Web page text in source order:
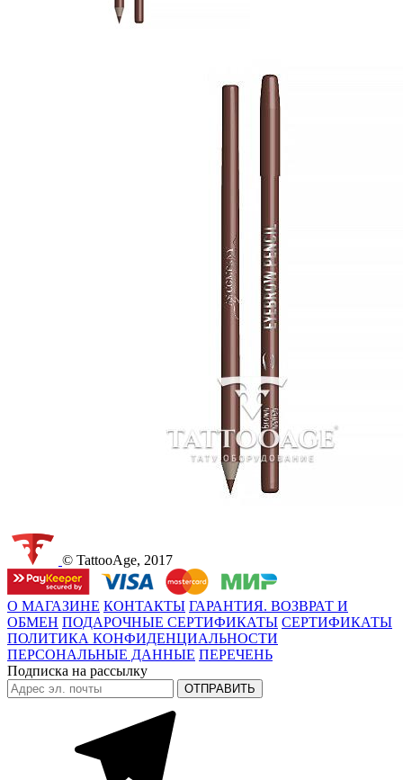
© TattooAge, 2017
О МАГАЗИНЕ КОНТАКТЫ ГАРАНТИЯ. ВОЗВРАТ И
ОБМЕН ПОДАРОЧНЫЕ СЕРТИФИКАТЫ СЕРТИФИКАТЫ
ПОЛИТИКА КОНФИДЕНЦИАЛЬНОСТИ
ПЕРСОНАЛЬНЫЕ ДАННЫЕ ПЕРЕЧЕНЬ
Подписка на рассылку